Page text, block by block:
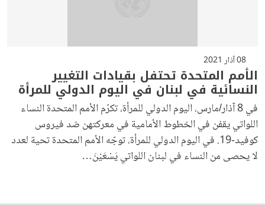
08 آذار 2021
الأمم المتحدة تحتفل بقيادات التغيير
النسائية في لبنان في اليوم الدولي للمرأة
في 8 آذار/مارس، اليوم الدولي للمرأة، تكرّم الأمم المتحدة النساء
اللواتي يقفن في الخطوط الأمامية في معركتهن ضد فيروس
كوفيد-19. في اليوم الدولي للمرأة، توجّه الأمم المتحدة تحية لعدد
لا يحصى من النساء في لبنان اللواتي يَسْعَيْنَ…